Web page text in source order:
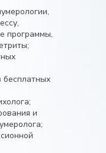
программы,
и